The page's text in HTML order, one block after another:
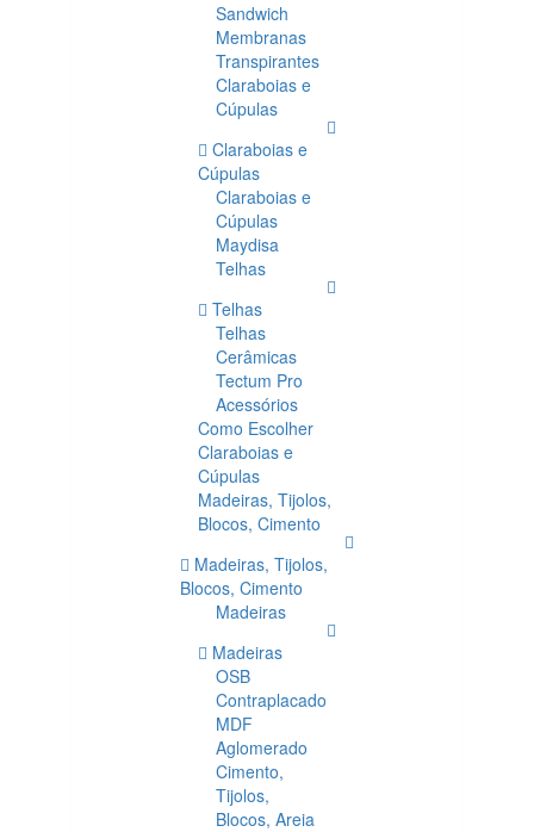
Sandwich
Membranas
Transpirantes
Claraboias e
Cúpulas
Claraboias e
Cúpulas
Claraboias e
Cúpulas
Maydisa
Telhas
Telhas
Telhas
Cerâmicas
Tectum Pro
Acessórios
Como Escolher
Claraboias e
Cúpulas
Madeiras, Tijolos,
Blocos, Cimento
Madeiras, Tijolos,
Blocos, Cimento
Madeiras
Madeiras
OSB
Contraplacado
MDF
Aglomerado
Cimento,
Tijolos,
Blocos, Areia